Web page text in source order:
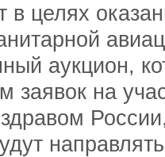
в целях
аукцион,
заявок на